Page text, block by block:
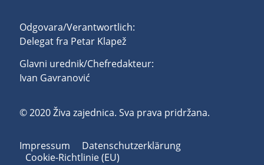
Odgovara/Verantwortlich:
Delegat fra Petar Klapež
Glavni urednik/Chefredakteur:
Ivan Gavranović
© 2020 Živa zajednica. Sva prava pridržana.
Impressum
Datenschutzerklärung
Cookie-Richtlinie (EU)